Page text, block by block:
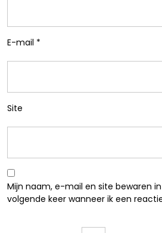
E-mail *
Site
Mijn naam, e-mail en site bewaren
volgende keer wanneer ik een